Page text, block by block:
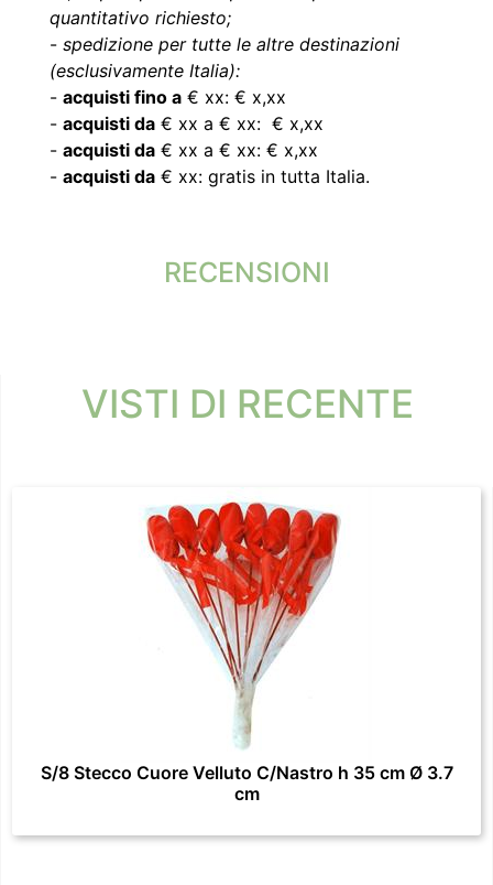
quantitativo richiesto;
- spedizione per tutte le altre destinazioni
(esclusivamente Italia):
- acquisti fino a € xx: € x,xx
- acquisti da € xx a € xx: € x,xx
- acquisti da € xx a € xx: € x,xx
- acquisti da € xx: gratis in tutta Italia.
RECENSIONI
VISTI DI RECENTE
S/8 Stecco Cuore Velluto C/Nastro h 35 cm Ø 3.7
cm